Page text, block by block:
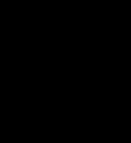
(22:19)
、分析レポートのインデックス
功事例を読む
マンス向上
なレポートで最大10倍のパフォー